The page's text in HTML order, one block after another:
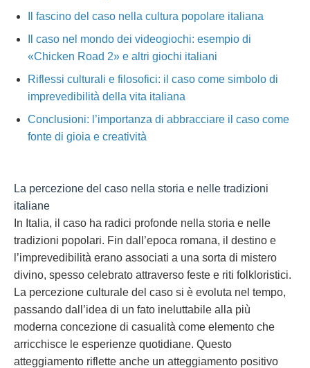
Il fascino del caso nella cultura popolare italiana
Il caso nel mondo dei videogiochi: esempio di
«Chicken Road 2» e altri giochi italiani
Riflessi culturali e filosofici: il caso come simbolo di
imprevedibilità della vita italiana
Conclusioni: l’importanza di abbracciare il caso come
fonte di gioia e creatività
La percezione del caso nella storia e nelle tradizioni
italiane
In Italia, il caso ha radici profonde nella storia e nelle
tradizioni popolari. Fin dall’epoca romana, il destino e
l’imprevedibilità erano associati a una sorta di mistero
divino, spesso celebrato attraverso feste e riti folkloristici.
La percezione culturale del caso si è evoluta nel tempo,
passando dall’idea di un fato ineluttabile alla più
moderna concezione di casualità come elemento che
arricchisce le esperienze quotidiane. Questo
atteggiamento riflette anche un atteggiamento positivo